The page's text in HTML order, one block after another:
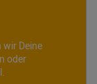
Deine
oder